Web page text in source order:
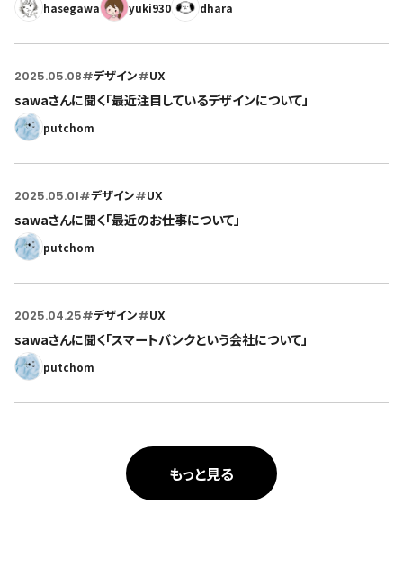
hasegawa yuki930 dhara
2025.05.08#デザイン#UX
sawaさんに聞く「最近注目しているデザインについて」
putchom
2025.05.01#デザイン#UX
sawaさんに聞く「最近のお仕事について」
putchom
2025.04.25#デザイン#UX
sawaさんに聞く「スマートバンクという会社について」
putchom
もっと見る